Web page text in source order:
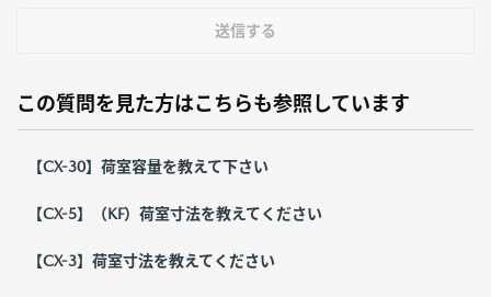
送信する
この質問を見た方はこちらも参照しています
【CX-30】荷室容量を教えて下さい
【CX-5】（KF）荷室寸法を教えてください
【CX-3】荷室寸法を教えてください